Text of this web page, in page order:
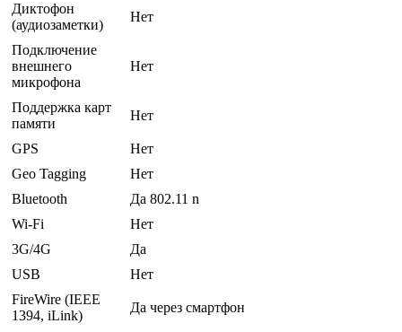
Диктофон
(аудиозаметки)
Нет
Подключение
внешнего
микрофона
Нет
Поддержка карт
памяти
Нет
GPS
Нет
Geo Tagging
Нет
Bluetooth
Да 802.11 n
Wi-Fi
Нет
3G/4G
Да
USB
Нет
FireWire (IEEE
1394, iLink)
Да через смартфон